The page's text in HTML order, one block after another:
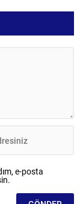
e-posta